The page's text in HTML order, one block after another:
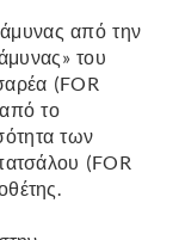
από την
του
(FOR
το
των
(FOR